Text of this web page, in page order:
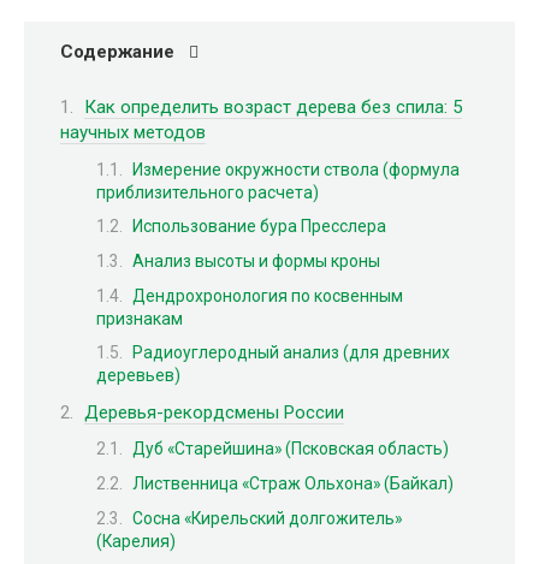
Содержание
Как определить возраст дерева без спила: 5
научных методов
Измерение окружности ствола (формула
приблизительного расчета)
Использование бура Пресслера
Анализ высоты и формы кроны
Дендрохронология по косвенным
признакам
Радиоуглеродный анализ (для древних
деревьев)
Деревья-рекордсмены России
Дуб «Старейшина» (Псковская область)
Лиственница «Страж Ольхона» (Байкал)
Сосна «Кирельский долгожитель»
(Карелия)